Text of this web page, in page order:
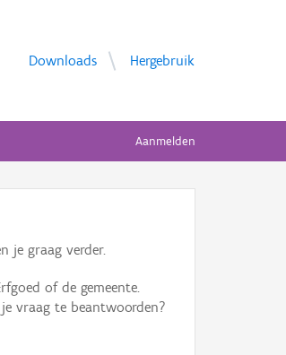
Downloads Hergebruik
Aanmelden
je graag verder.
of de gemeente.
vraag te beantwoorden?